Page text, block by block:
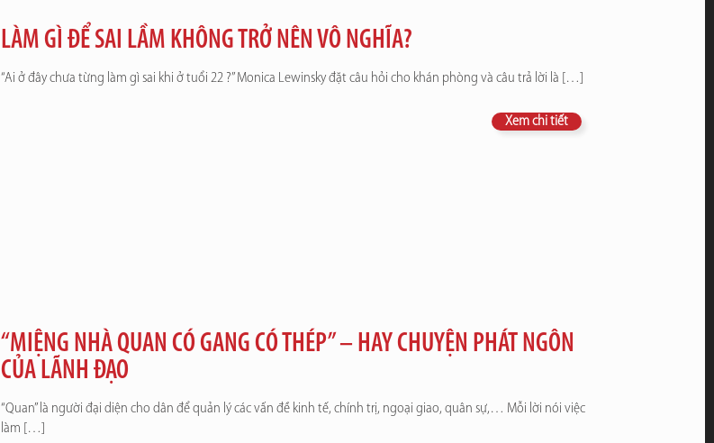
LÀM GÌ ĐỂ SAI LẦM KHÔNG TRỞ NÊN VÔ NGHĨA?
“Ai ở đây chưa từng làm gì sai khi ở tuổi 22 ?” Monica Lewinsky đặt câu hỏi cho khán phòng và câu trả lời là […]
Xem chi tiết
“MIỆNG NHÀ QUAN CÓ GANG CÓ THÉP” – HAY CHUYỆN PHÁT NGÔN
CỦA LÃNH ĐẠO
“Quan” là người đại diện cho dân để quản lý các vấn đề kinh tế, chính trị, ngoại giao, quân sự,… Mỗi lời nói việc
làm […]